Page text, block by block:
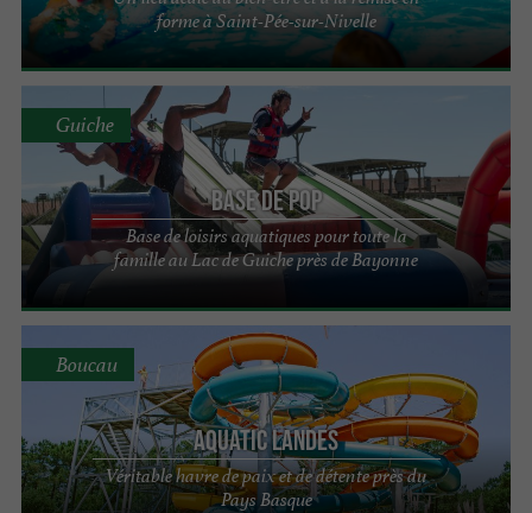
forme à Saint-Pée-sur-Nivelle
Base de Pop
Base de loisirs aquatiques pour toute la
famille au Lac de Guiche près de Bayonne
Guiche
Aquatic Landes
Véritable havre de paix et de détente près du
Pays Basque
Boucau